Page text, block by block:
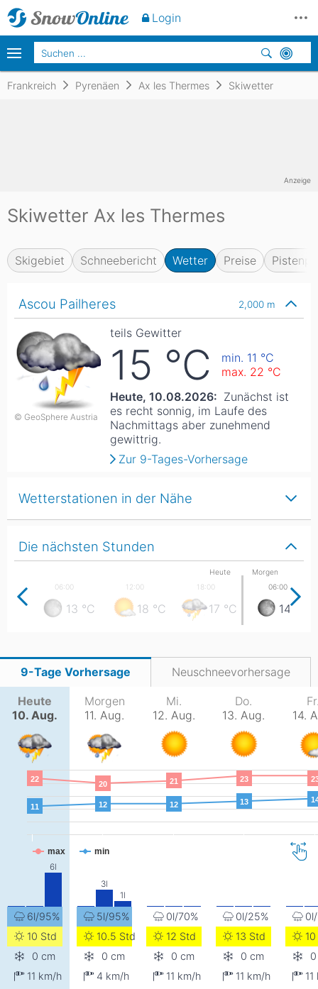
Frankreich Pyrenäen Ax les Thermes Skiwetter
Skiwetter Ax les Thermes
Skigebiet Schneebericht Wetter Preise
Ascou Pailheres 2,000 m
© GeoSphere Austria
teils Gewitter
15 °C min. 11 °C
max. 22 °C
Heute, 10.08.2026: Zunächst ist
es recht sonnig, im Laufe des
Nachmittags aber zunehmend
gewittrig.
Zur 9-Tages-Vorhersage
Die nächsten Stunden
13 °C 18 °C 17 °C
Heute Morgen
14
9-Tage Vorhersage Neuschneevorhersage
Heute
10. Aug.
6l/95%
10 Std
0 cm
11 km/h
Morgen
11. Aug.
5l/95%
10.5 Std
0 cm
4 km/h
Mi.
12. Aug.
0l/70%
12 Std
0 cm
11 km/h
Do.
13. Aug.
0l/25%
13 Std
0 cm
11 km/h
14.
11
22
20 21 23
11 12 12 13
max min
Wetterstationen in der Nähe
Anzeige
Login